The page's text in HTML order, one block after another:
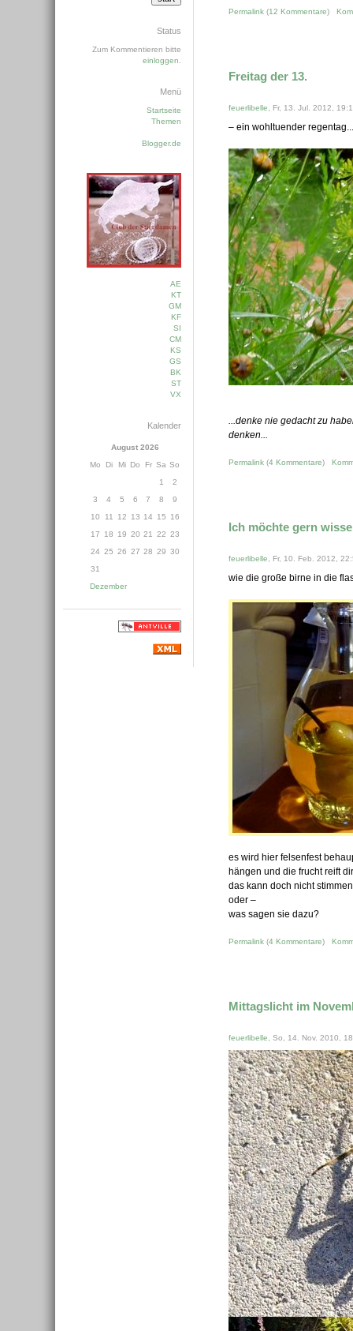
Permalink (12 Kommentare)
Freitag der 13.
feuerlibelle , Fr, 13. Jul. 2012,
– ein wohltuender regentag...
...denke nie gedacht zu
denken...
Permalink (4 Kommentare)
Ich möchte gern
feuerlibelle , Fr, 10. Feb. 2012,
wie die große birne in die
es wird hier felsenfest
hängen und die frucht reift
das kann doch nicht
oder –
was sagen sie dazu?
Permalink (4 Kommentare)
Mittagslicht im
feuerlibelle , So, 14. Nov. 2010,
Status
Zum Kommentieren bitte
einloggen
Menü
Startseite
Themen
Blogger.de
AE
KT
GM
KF
SI
CM
KS
GS
BK
ST
VX
Kalender
August 2026
Mo
Di Mi Do Fr Sa So
1
2
3
4 5 6 7 8
9
10
11 12 13 14 15
16
17
18 19 20 21 22 23
24 25 26 27 28 29 30
31
Dezember